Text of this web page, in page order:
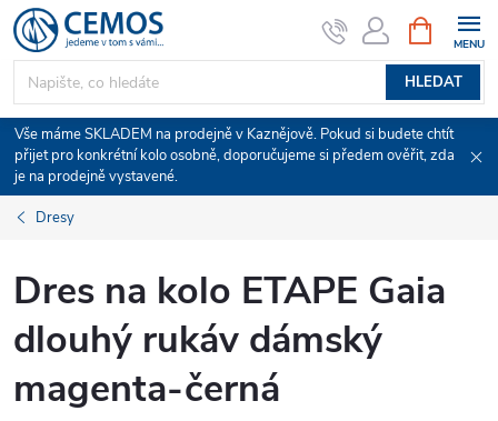
Přejít
na
obsah
HLEDAT
NÁKUPNÍ
KOŠÍK
Vše máme SKLADEM na prodejně v Kaznějově. Pokud si budete chtít
přijet pro konkrétní kolo osobně, doporučujeme si předem ověřit, zda
je na prodejně vystavené.
Dresy
Dres na kolo ETAPE Gaia
dlouhý rukáv dámský
magenta-černá